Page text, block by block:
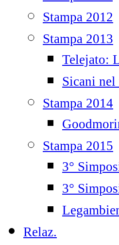
Stampa 2012
Stampa 2013
Telejato:
Sicani nel
Stampa 2014
Stampa 2015
3°
3°
Relaz.